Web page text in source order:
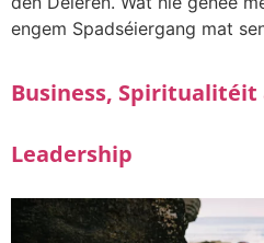
engem Spadséiergang mat
Business, Spiritualitéit
Leadership